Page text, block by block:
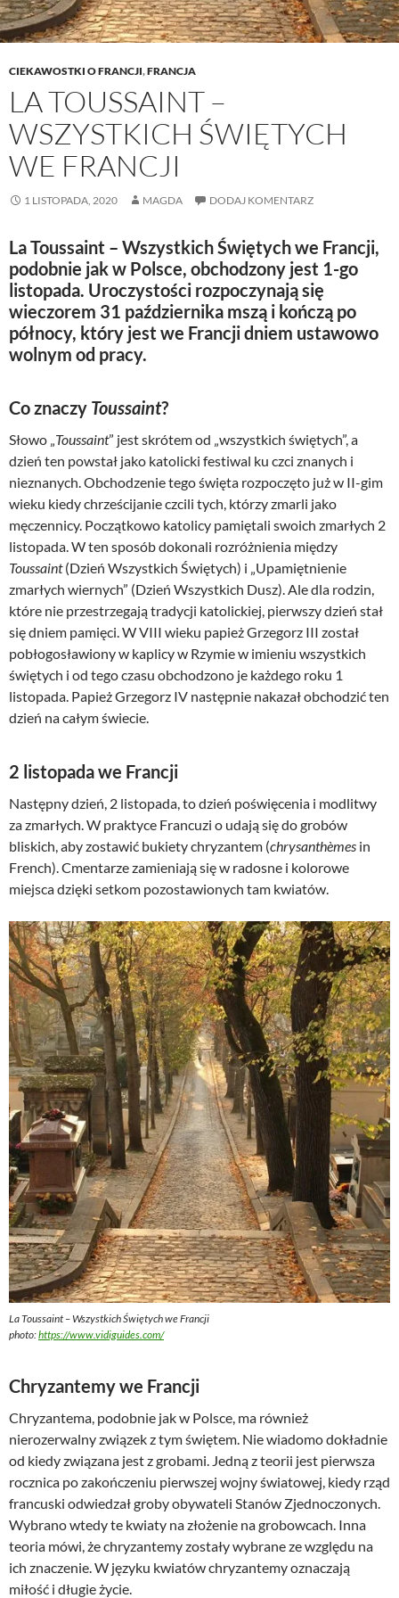
CIEKAWOSTKI O FRANCJI,FRANCJA
LA TOUSSAINT –
WSZYSTKICH ŚWIĘTYCH
WE FRANCJI
1 LISTOPADA, 2020 MAGDA DODAJ KOMENTARZ
La Toussaint – Wszystkich Świętych we Francji,
podobnie jak w Polsce, obchodzony jest 1-go
listopada. Uroczystości rozpoczynają się
wieczorem 31 października mszą i kończą po
północy, który jest we Francji dniem ustawowo
wolnym od pracy.
Co znaczy Toussaint?
Słowo „Toussaint” jest skrótem od „wszystkich świętych”, a
dzień ten powstał jako katolicki festiwal ku czci znanych i
nieznanych. Obchodzenie tego święta rozpoczęto już w II-gim
wieku kiedy chrześcijanie czcili tych, którzy zmarli jako
męczennicy. Początkowo katolicy pamiętali swoich zmarłych 2
listopada. W ten sposób dokonali rozróżnienia między
Toussaint(Dzień Wszystkich Świętych) i „Upamiętnienie
zmarłych wiernych” (Dzień Wszystkich Dusz). Ale dla rodzin,
które nie przestrzegają tradycji katolickiej, pierwszy dzień stał
się dniem pamięci. W VIII wieku papież Grzegorz III został
pobłogosławiony w kaplicy w Rzymie w imieniu wszystkich
świętych i od tego czasu obchodzono je każdego roku 1
listopada. Papież Grzegorz IV następnie nakazał obchodzić ten
dzień na całym świecie.
2 listopada we Francji
Następny dzień, 2 listopada, to dzień poświęcenia i modlitwy
za zmarłych. W praktyce Francuzi o udają się do grobów
bliskich, aby zostawić bukiety chryzantem (chrysanthèmes in
French). Cmentarze zamieniają się w radosne i kolorowe
miejsca dzięki setkom pozostawionych tam kwiatów.
La Toussaint – Wszystkich Świętych we Francji
photo:https://www.vidiguides.com/
Chryzantemy we Francji
Chryzantema, podobnie jak w Polsce, ma również
nierozerwalny związek z tym świętem. Nie wiadomo dokładnie
od kiedy związana jest z grobami. Jedną z teorii jest pierwsza
rocznica po zakończeniu pierwszej wojny światowej, kiedy rząd
francuski odwiedzał groby obywateli Stanów Zjednoczonych.
Wybrano wtedy te kwiaty na złożenie na grobowcach. Inna
teoria mówi, że chryzantemy zostały wybrane ze względu na
ich znaczenie. W języku kwiatów chryzantemy oznaczają
miłość i długie życie.